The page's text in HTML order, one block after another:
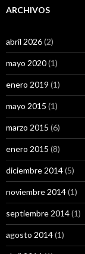
ARCHIVOS
abril 2026(2)
mayo 2020(1)
enero 2019 (1)
mayo 2015 (1)
marzo 2015 (6)
enero 2015 (8)
diciembre 2014(5)
noviembre 2014(1)
septiembre 2014(1)
agosto 2014(1)